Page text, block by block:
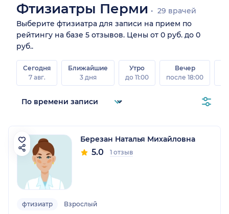
Фтизиатры Перми
29 врачей
Выберите фтизиатра для записи на прием по
рейтингу на базе 5 отзывов. Цены от 0 руб. до 0
руб..
Сегодня
7 авг.
Ближайшие
3 дня
Утро
до 11:00
Вечер
после 18:00
Березан Наталья Михайловна
5.0 1 отзыв
фтизиатр Взрослый